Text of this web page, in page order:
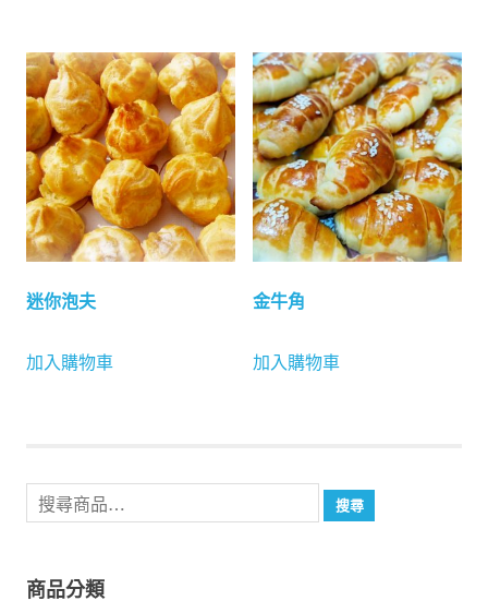
迷你泡夫
加入購物車
金牛角
加入購物車
搜
尋
鍵
搜尋
商品分類